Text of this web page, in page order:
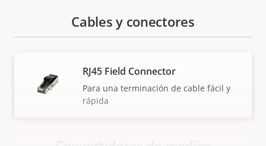
Cables y conectores
RJ45 Field Connector
Para una terminación de cable fácil y
rápida